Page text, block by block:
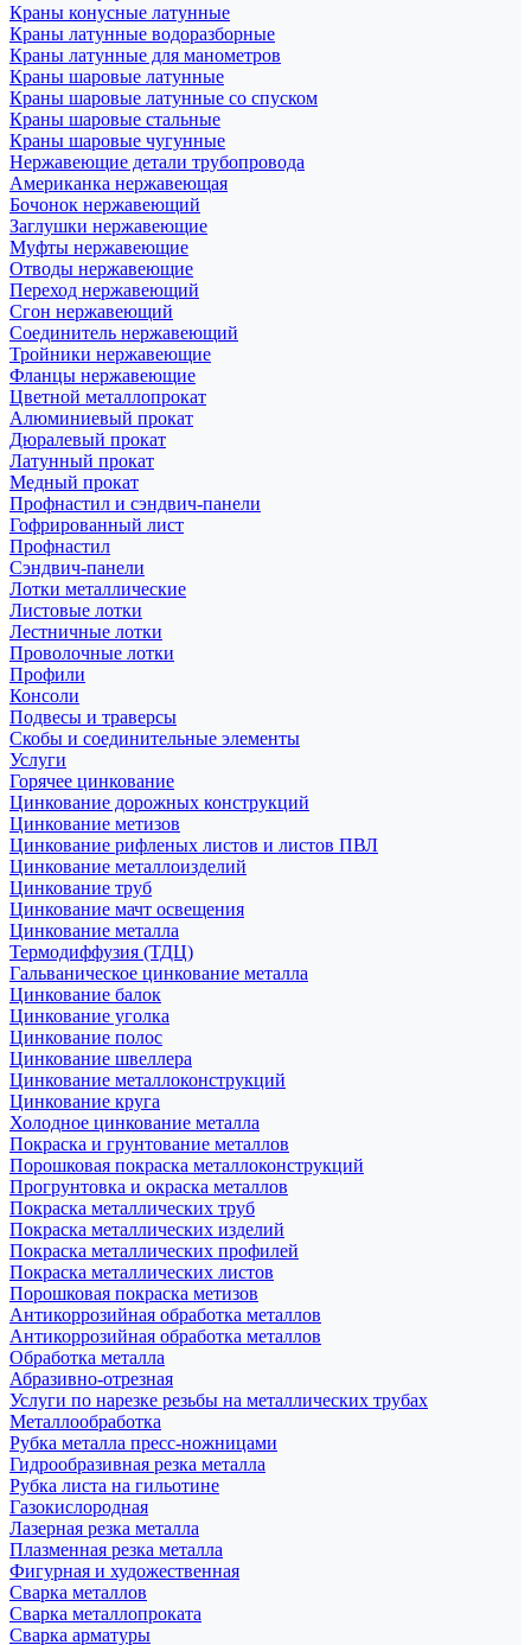
Краны конусные латунные
Краны латунные водоразборные
Краны латунные для манометров
Краны шаровые латунные
Краны шаровые латунные со спуском
Краны шаровые стальные
Краны шаровые чугунные
Нержавеющие детали трубопровода
Американка нержавеющая
Бочонок нержавеющий
Заглушки нержавеющие
Муфты нержавеющие
Отводы нержавеющие
Переход нержавеющий
Сгон нержавеющий
Соединитель нержавеющий
Тройники нержавеющие
Фланцы нержавеющие
Цветной металлопрокат
Алюминиевый прокат
Дюралевый прокат
Латунный прокат
Медный прокат
Профнастил и сэндвич-панели
Гофрированный лист
Профнастил
Сэндвич-панели
Лотки металлические
Листовые лотки
Лестничные лотки
Проволочные лотки
Профили
Консоли
Подвесы и траверсы
Скобы и соединительные элементы
Услуги
Горячее цинкование
Цинкование дорожных конструкций
Цинкование метизов
Цинкование рифленых листов и листов ПВЛ
Цинкование металлоизделий
Цинкование труб
Цинкование мачт освещения
Цинкование металла
Термодиффузия (ТДЦ)
Гальваническое цинкование металла
Цинкование балок
Цинкование уголка
Цинкование полос
Цинкование швеллера
Цинкование металлоконструкций
Цинкование круга
Холодное цинкование металла
Покраска и грунтование металлов
Порошковая покраска металлоконструкций
Прогрунтовка и окраска металлов
Покраска металлических труб
Покраска металлических изделий
Покраска металлических профилей
Покраска металлических листов
Порошковая покраска метизов
Антикоррозийная обработка металлов
Антикоррозийная обработка металлов
Обработка металла
Абразивно-отрезная
Услуги по нарезке резьбы на металлических трубах
Металлообработка
Рубка металла пресс-ножницами
Гидрообразивная резка металла
Рубка листа на гильотине
Газокислородная
Лазерная резка металла
Плазменная резка металла
Фигурная и художественная
Сварка металлов
Сварка металлопроката
Сварка арматуры